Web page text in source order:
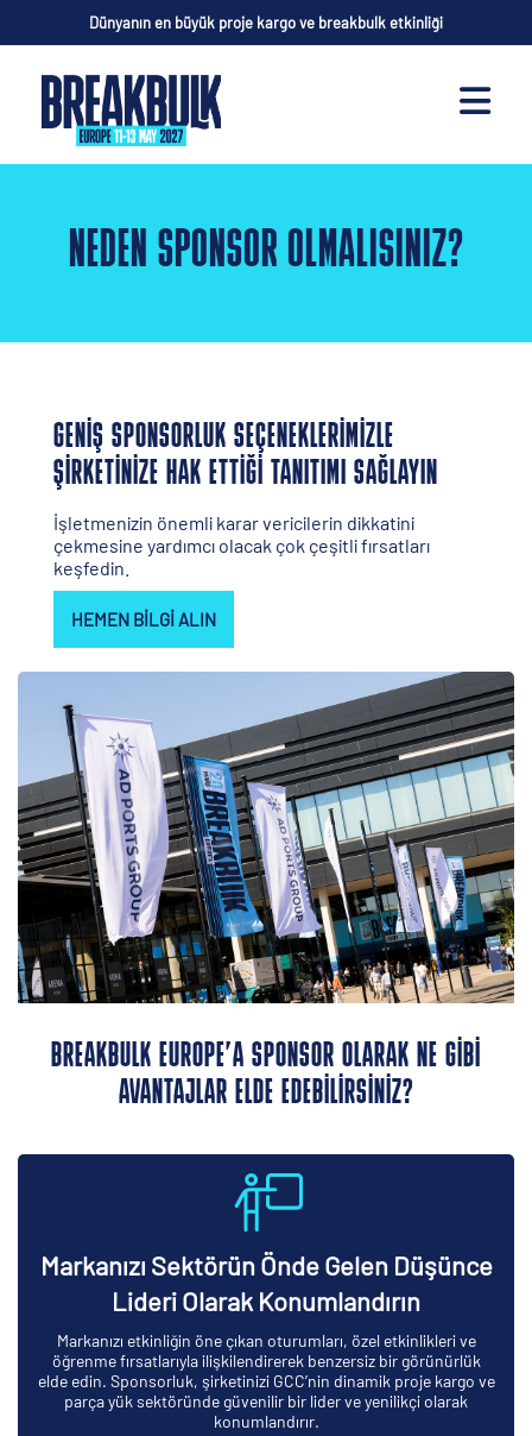
Dünyanın en büyük proje kargo ve breakbulk etkinliği
NEDEN SPONSOR OLMALISINIZ?
GENİŞ SPONSORLUK SEÇENEKLERİMİZLE
ŞİRKETİNİZE HAK ETTİĞİ TANITIMI SAĞLAYIN
İşletmenizin önemli karar vericilerin dikkatini
çekmesine yardımcı olacak çok çeşitli fırsatları
keşfedin.
HEMEN BILGI ALIN
BREAKBULK EUROPE’A SPONSOR OLARAK NE GIBI
AVANTAJLAR ELDE EDEBILIRSINIZ?
Markanızı Sektörün Önde Gelen Düşünce
Lideri Olarak Konumlandırın
Markanızı etkinliğin öne çıkan oturumları, özel etkinlikleri ve
öğrenme fırsatlarıyla ilişkilendirerek benzersiz bir görünürlük
elde edin. Sponsorluk, şirketinizi GCC’nin dinamik proje kargo ve
parça yük sektöründe güvenilir bir lider ve yenilikçi olarak
konumlandırır.